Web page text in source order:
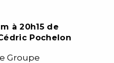
à 20h15 de
Pochelon
Groupe